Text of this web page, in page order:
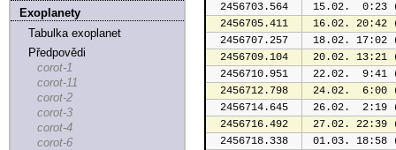
Exoplanety
Tabulka exoplanet
Předpovědi
corot-1
corot-11
corot-2
corot-3
corot-4
corot-6
2456703.564
15.02.  0:23
2456705.411
16.02. 20:42
2456707.257
18.02. 17:02
2456709.104
20.02. 13:21
2456710.951
22.02.  9:41
2456712.798
24.02.  6:00
2456714.645
26.02.  2:19
2456716.492
27.02. 22:39
2456718.338
01.03. 18:58